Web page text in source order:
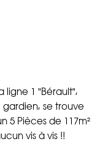
ligne 1 "Bérault",
se trouve
5 Pièces de 117m²
vis à vis !!